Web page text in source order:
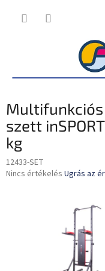
szett
kg
12433-SET
A
Nincs értékelés Ugrás az